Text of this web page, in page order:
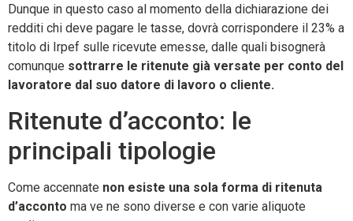
Dunque in questo caso al momento della dichiarazione dei
redditi chi deve pagare le tasse, dovrà corrispondere il 23% a
titolo di Irpef sulle ricevute emesse, dalle quali bisognerà
comunque sottrarre le ritenute già versate per conto del
lavoratore dal suo datore di lavoro o cliente.
Ritenute d’acconto: le
principali tipologie
Come accennate non esiste una sola forma di ritenuta
d’acconto ma ve ne sono diverse e con varie aliquote